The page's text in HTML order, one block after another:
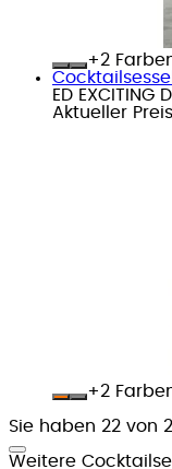
+
ED EXCITING
Aktueller Preis
+
Sie haben 22 von
Weitere